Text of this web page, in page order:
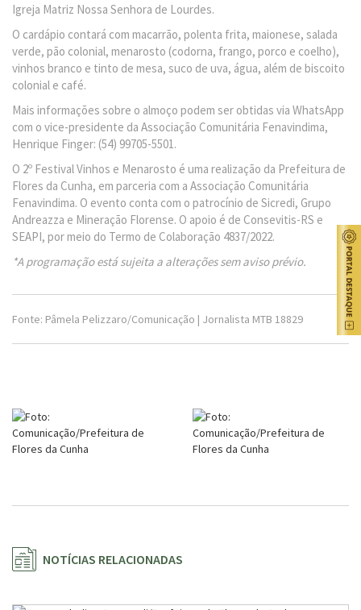
Igreja Matriz Nossa Senhora de Lourdes.
O cardápio contará com macarrão, polenta frita, maionese, salada
verde, pão colonial, menarosto (codorna, frango, porco e coelho),
vinhos branco e tinto de mesa, suco de uva, água, além de biscoito
colonial e café.
Mais informações sobre o almoço podem ser obtidas via WhatsApp
com o vice-presidente da Associação Comunitária Fenavindima,
Henrique Finger: (54) 99705-5501.
O 2º Festival Vinhos e Menarosto é uma realização da Prefeitura de
Flores da Cunha, em parceria com a Associação Comunitária
Fenavindima. O evento conta com o patrocínio de Sicredi, Grupo
Andreazza e Mineração Florense. O apoio é de Consevitis-RS e
SEAPI, por meio do Termo de Colaboração 4837/2022.
*A programação está sujeita a alterações sem aviso prévio.
Fonte: Pâmela Pelizzaro/Comunicação | Jornalista MTB 18829
NOTÍCIAS RELACIONADAS